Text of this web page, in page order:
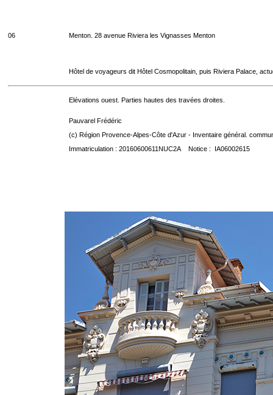
06 Menton. 28 avenue Riviera les Vignasses Menton
Hôtel de voyageurs dit Hôtel Cosmopolitain, puis Riviera Palace,
Elévations ouest. Parties hautes des travées droites.
Pauvarel Frédéric
(c) Région Provence-Alpes-Côte d'Azur - Inventaire général.
Immatriculation : 20160600611NUC2A Notice : IA06002615